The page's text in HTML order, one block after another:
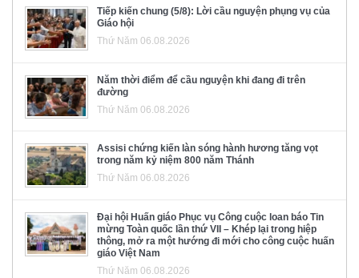
Tiếp kiến chung (5/8): Lời cầu nguyện phụng vụ của
Giáo hội
Thứ Năm 06.08.2026
Năm thời điểm để cầu nguyện khi đang đi trên
đường
Thứ Năm 06.08.2026
Assisi chứng kiến làn sóng hành hương tăng vọt
trong năm kỷ niệm 800 năm Thánh
Thứ Năm 06.08.2026
Đại hội Huấn giáo Phục vụ Công cuộc loan báo Tin
mừng Toàn quốc lần thứ VII – Khép lại trong hiệp
thông, mở ra một hướng đi mới cho công cuộc huấn
giáo Việt Nam
Thứ Năm 06.08.2026